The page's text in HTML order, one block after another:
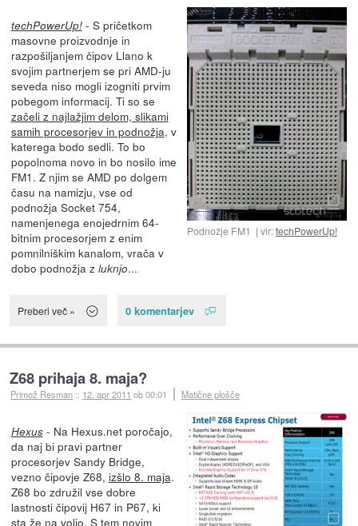
Podnožje FM1 vir:techPowerUp!
techPowerUp!- S pričetkom
masovne proizvodnje in
razpošiljanjem čipov Llano k
svojim partnerjem se pri AMD-ju
seveda niso mogli izogniti prvim
pobegom informacij. Ti so se
začeli z najlažjim delom, slikami
samih procesorjev in podnožja, v
katerega bodo sedli. To bo
popolnoma novo in bo nosilo ime
FM1. Z njim se AMD po dolgem
času na namizju, vse od
podnožja Socket 754,
namenjenega enojedrnim 64-
bitnim procesorjem z enim
pomnilniškim kanalom, vrača v
dobo podnožja z luknjo...
Preberi več » 0 komentarjev
Z68 prihaja 8. maja?
Primož Resman :: 12. apr 2011 ob 00:01 Matične plošče
Hexus- Na Hexus.net poročajo,
da naj bi pravi partner
procesorjev Sandy Bridge,
vezno čipovje Z68, izšlo 8. maja.
Z68 bo združil vse dobre
lastnosti čipovij H67 in P67, ki
sta že na voljo. S tem novim